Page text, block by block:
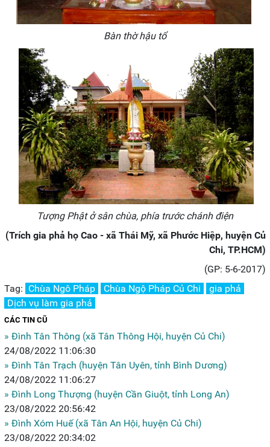
Bàn thờ hậu tổ
Tượng Phật ở sân chùa, phía trước chánh điện
(Trích gia phả họ Cao - xã Thái Mỹ, xã Phước Hiệp, huyện Củ
Chi, TP.HCM)
(GP: 5-6-2017)
Tag: Chùa Ngô Pháp Chùa Ngộ Pháp Củ Chi
gia phả
Dịch vụ làm gia phả
CÁC TIN CŨ
» Đình Tân Thông (xã Tân Thông Hội, huyện Củ Chi)
24/08/2022 11:06:30
» Đình Tân Trạch (huyện Tân Uyên, tỉnh Bình Dương)
24/08/2022 11:06:27
» Đình Long Thượng (huyện Cần Giuột, tỉnh Long An)
23/08/2022 20:56:42
» Đình Xóm Huế (xã Tân An Hội, huyện Củ Chi)
23/08/2022 20:34:02